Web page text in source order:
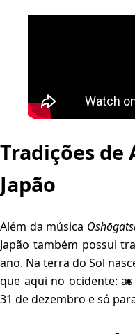
Tradições de
Japão
Além da música
Japão também possui
ano. Na terra do Sol
que aqui no ocidente:
31 de dezembro e só